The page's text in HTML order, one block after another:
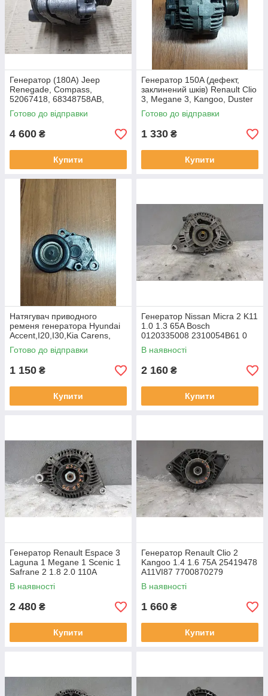
Генератор (180A) Jeep
Renegade, Compass,
52067418, 68348758AB,
104211-1180. ДЕФЕКТ
КРИВИЙ ШКІН 180A
Готово до відправки
4 600 ₴
Купити
Генератор 150A (дефект,
заклинений шків) Renault Clio
3, Megane 3, Kangoo, Duster
1.5, 0986080410,
0986XL1627
Готово до відправки
1 330 ₴
Купити
Натягувач приводного
ременя генератора Hyundai
Accent,I20,I30,Kia Carens,
Ceed CRDi (з роликом у
зборі),25281-2A200,
Готово до відправки
1 150 ₴
Купити
Генератор Nissan Micra 2 K11
1.0 1.3 65A Bosch
0120335008 2310054B61 0
120 335 008
В наявності
2 160 ₴
Купити
Генератор Renault Espace 3
Laguna 1 Megane 1 Scenic 1
Safrane 2 1.8 2.0 110A
A13VI164 2541903C
7700857073
В наявності
2 480 ₴
Купити
Генератор Renault Clio 2
Kangoo 1.4 1.6 75А 25419478
A11VI87 7700870279
В наявності
1 660 ₴
Купити